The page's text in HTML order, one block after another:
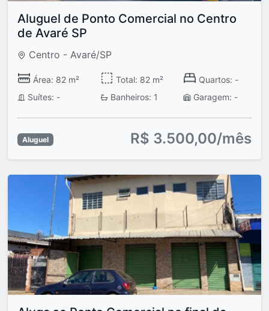
Aluguel de Ponto Comercial no Centro
de Avaré SP
Centro - Avaré/SP
Área: 82 m² Total: 82 m²
Quartos: -
Suítes: -
Banheiros: 1 Garagem: -
Aluguel R$ 3.500,00/mês